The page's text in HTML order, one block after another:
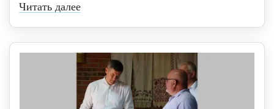
Читать далее